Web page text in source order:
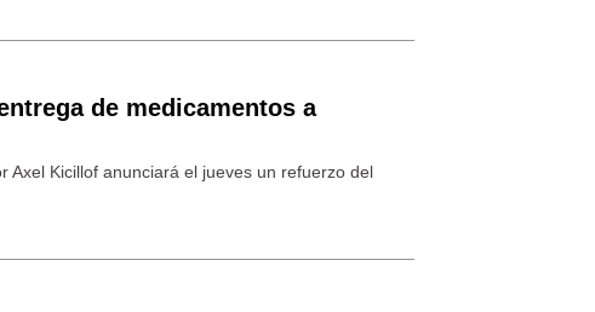
de medicamentos a
Axel Kicillof anunciará el jueves un refuerzo del